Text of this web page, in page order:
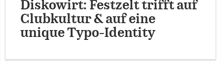
Diskowirt: Festzelt trifft auf
Clubkultur & auf eine
unique Typo-Identity